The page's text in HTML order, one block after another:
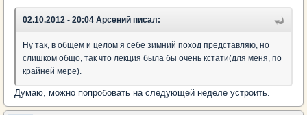
02.10.2012 - 20:04 Арсений писал:
Ну так, в общем и целом я себе зимний поход представляю, но
слишком общо, так что лекция была бы очень кстати(для меня, по
крайней мере).
Думаю, можно попробовать на следующей неделе устроить.